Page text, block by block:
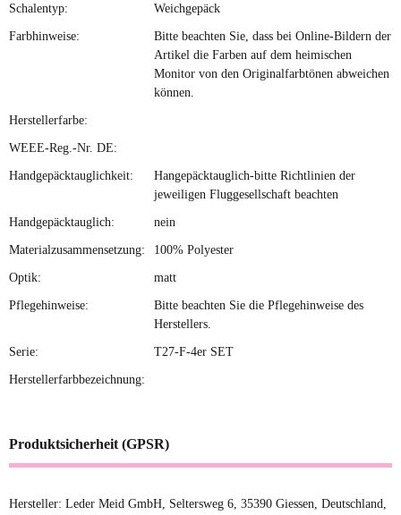
Schalentyp: Weichgepäck
Farbhinweise:
Bitte beachten Sie, dass bei Online-Bildern der
Artikel die Farben auf dem heimischen
Monitor von den Originalfarbtönen abweichen
können.
Herstellerfarbe:
WEEE-Reg.-Nr. DE:
Handgepäcktauglichkeit:
Hangepäcktauglich-bitte Richtlinien der
jeweiligen Fluggesellschaft beachten
Handgepäcktauglich: nein
Materialzusammensetzung: 100% Polyester
Optik: matt
Pflegehinweise:
Bitte beachten Sie die Pflegehinweise des
Herstellers.
Serie: T27-F-4er SET
Herstellerfarbbezeichnung:
Produktsicherheit (GPSR)
Hersteller: Leder Meid GmbH, Seltersweg 6, 35390 Giessen, Deutschland,